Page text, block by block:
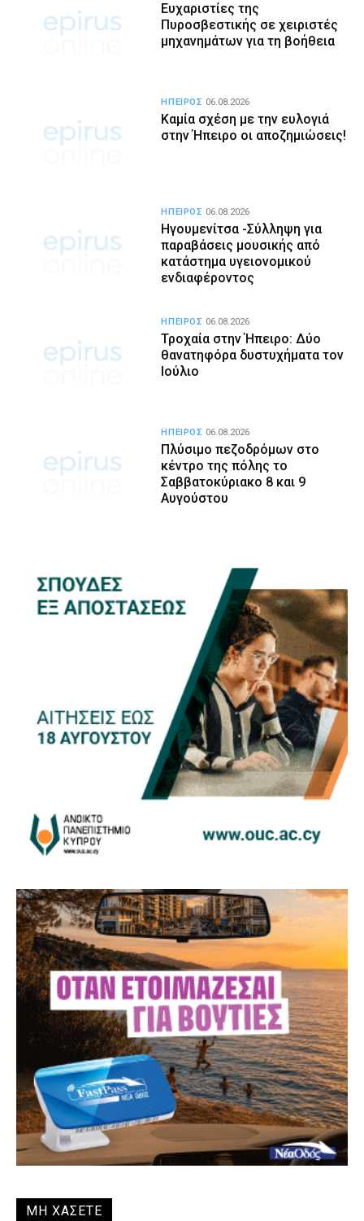
Ευχαριστίες της
Πυροσβεστικής σε χειριστές
μηχανημάτων για τη βοήθεια
Καμία σχέση με την ευλογιά
στην Ήπειρο οι αποζημιώσεις!
ΗΠΕΙΡΟΣ 06.08.2026
Ηγουμενίτσα -Σύλληψη για
παραβάσεις μουσικής από
κατάστημα υγειονομικού
ενδιαφέροντος
ΗΠΕΙΡΟΣ 06.08.2026
Τροχαία στην Ήπειρο: Δύο
θανατηφόρα δυστυχήματα τον
Ιούλιο
ΗΠΕΙΡΟΣ 06.08.2026
Πλύσιμο πεζοδρόμων στο
κέντρο της πόλης το
Σαββατοκύριακο 8 και 9
Αυγούστου
ΗΠΕΙΡΟΣ 06.08.2026
ΜΗ ΧΑΣΕΤΕ